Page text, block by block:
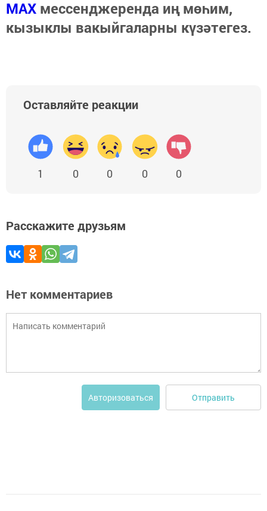
МАХ мессенджеренда иң мөһим,
кызыклы вакыйгаларны күзәтегез.
Оставляйте реакции
1 0 0 0 0
Расскажите друзьям
Нет комментариев
Авторизоваться Отправить